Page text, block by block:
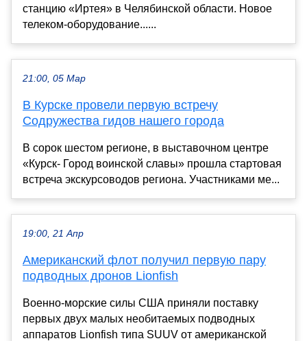
станцию «Иртея» в Челябинской области. Новое
телеком-оборудование......
21:00, 05 Мар
В Курске провели первую встречу
Содружества гидов нашего города
В сорок шестом регионе, в выставочном центре
«Курск- Город воинской славы» прошла стартовая
встреча экскурсоводов региона. Участниками ме...
19:00, 21 Апр
Американский флот получил первую пару
подводных дронов Lionfish
Военно-морские силы США приняли поставку
первых двух малых необитаемых подводных
аппаратов Lionfish типа SUUV от американской